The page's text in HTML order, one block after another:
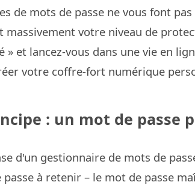
de mots de passe ne vous font
massivement votre niveau de
» et lancez-vous dans une vie en
votre coffre-fort numérique
: un mot de passe
d'un gestionnaire de mots de
à retenir – le mot de passe